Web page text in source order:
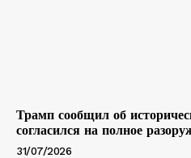
Трамп сообщил об
согласился на полное
31/07/2026